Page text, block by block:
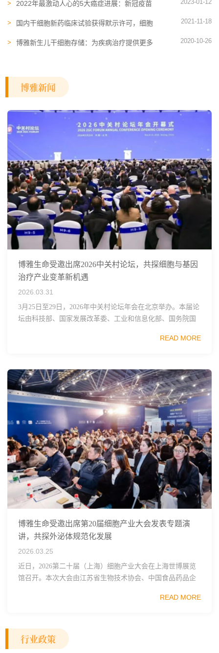
2022年最激动人心的5大癌症进展：新冠疫苗
2023-01-12
国内干细胞新药临床试验获得默示许可，细胞
2021-11-18
博雅新生儿干细胞存储：为疾病治疗提供更多
2020-10-26
博雅新闻
博雅生命受邀出席2026中关村论坛，共探细胞与基因
治疗产业变革新机遇
2026.03.31
3月25日至29日，2026年中关村论坛年会在北京举办。本届论
坛由科技部、国家发展改革委、工业和信息化部、国务院国
READ MORE
博雅生命受邀出席第20届细胞产业大会发表专题演
讲，共探外泌体规范化发展
2026.03.25
近日，2026第二十届（上海）细胞产业大会在上海世博展览
馆召开。本次大会由江苏省生物技术协会、中国食品药品企
范区生物医药行业协会、瑞士日内瓦长寿科学...
READ MORE
行业政策